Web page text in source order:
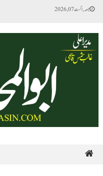
جمعہ, اگست 07, 2026